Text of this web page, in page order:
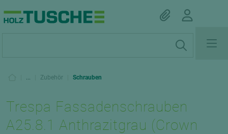
... Zubehör Schrauben
Trespa Fassadenschrauben
A25.8.1 Anthrazitgrau (Crown